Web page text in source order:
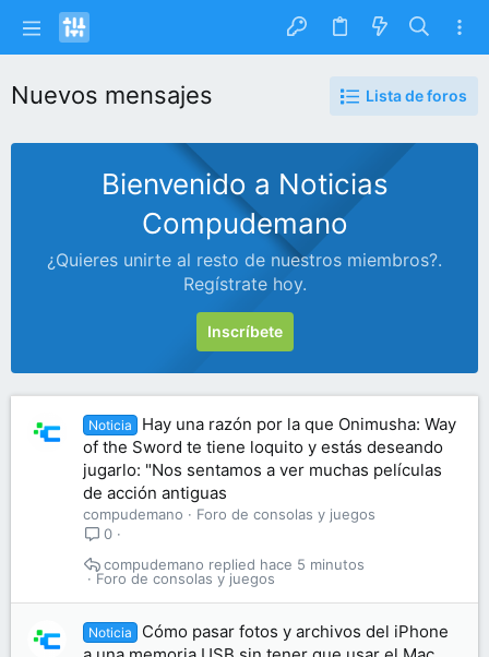
Nuevos mensajes Lista de foros
Bienvenido a Noticias
Compudemano
¿Quieres unirte al resto de nuestros miembros?.
Regístrate hoy.
Inscríbete
Noticia
Hay una razón por la que Onimusha: Way
of the Sword te tiene loquito y estás deseando
jugarlo: "Nos sentamos a ver muchas películas
de acción antiguas
compudemano
Foro de consolas y juegos
0
Foro de consolas y juegos
hace 5 minutos
compudemano
Noticia
Cómo pasar fotos y archivos del iPhone